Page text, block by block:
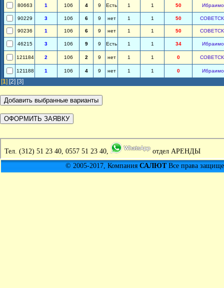
80663 1 106 4 9 Есть 1 1 50
90229 3 106 6 9 нет 1 1 50
90236 1 106 6 9 нет 1 1 50
46215 3 106 9 9 Есть 1 1 34
121184 2 106 2 9 нет 1 1 0
121188 1 106 4 9 нет 1 1 0
[1] [2] [3]
Тел. (312) 51 23 40, 0557 51 23 40,
отдел АРЕНДЫ
© 2005-2017, Компания САЛЮТВсе права